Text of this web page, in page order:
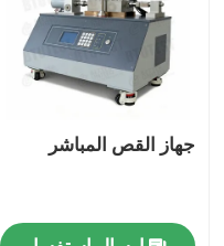
طلب اقتباس
آلة اختبار عالمية
آلة اختبار التربة
آلة اختبار الخرسانة
جهاز القص المباشر